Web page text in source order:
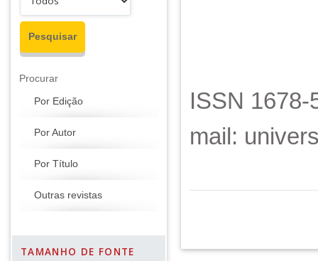
Procurar
Por Edição
Por Autor
Por Título
Outras revistas
TAMANHO DE FONTE
ISSN
mail: